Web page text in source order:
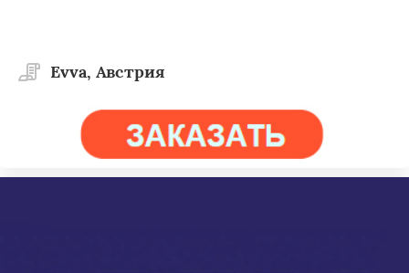
Evva, Австрия